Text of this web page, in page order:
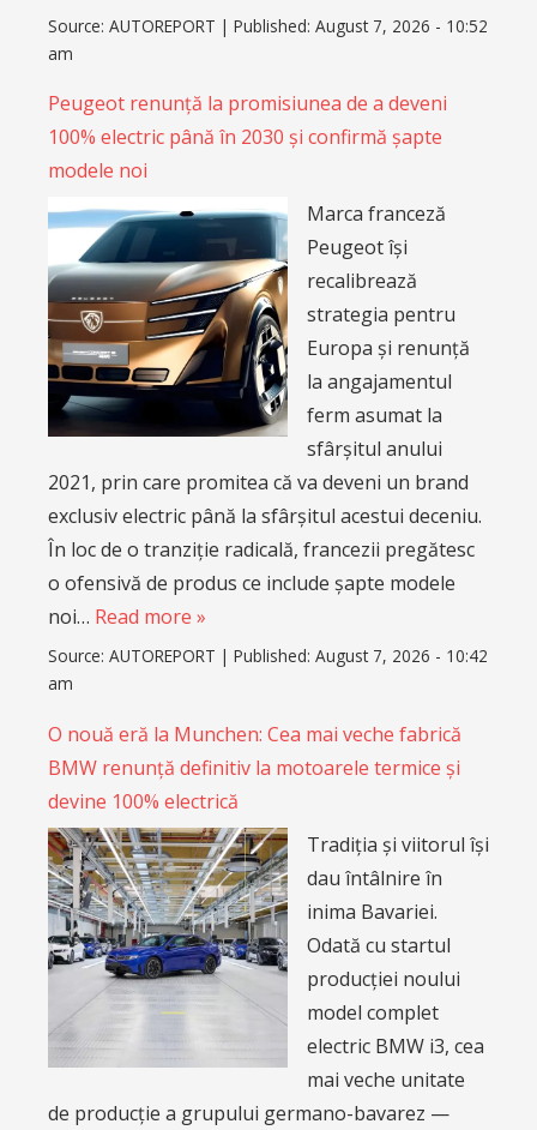
Source: AUTOREPORT | Published: August 7, 2026 - 10:52
am
Peugeot renunță la promisiunea de a deveni
100% electric până în 2030 și confirmă șapte
modele noi
Marca franceză
Peugeot își
recalibrează
strategia pentru
Europa și renunță
la angajamentul
ferm asumat la
sfârșitul anului
2021, prin care promitea că va deveni un brand
exclusiv electric până la sfârșitul acestui deceniu.
În loc de o tranziție radicală, francezii pregătesc
o ofensivă de produs ce include șapte modele
noi… Read more »
Source: AUTOREPORT | Published: August 7, 2026 - 10:42
am
O nouă eră la Munchen: Cea mai veche fabrică
BMW renunță definitiv la motoarele termice și
devine 100% electrică
Tradiția și viitorul își
dau întâlnire în
inima Bavariei.
Odată cu startul
producției noului
model complet
electric BMW i3, cea
mai veche unitate
de producție a grupului germano-bavarez —